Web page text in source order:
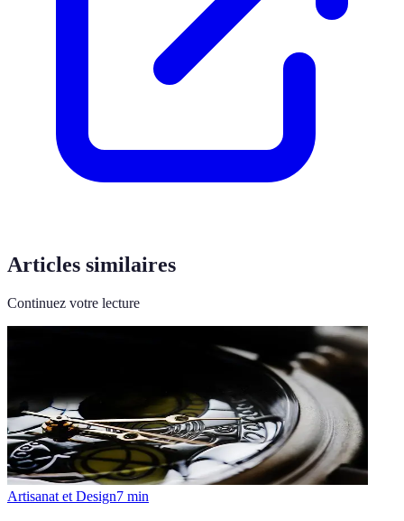
Articles similaires
Continuez votre lecture
Artisanat et Design7 min